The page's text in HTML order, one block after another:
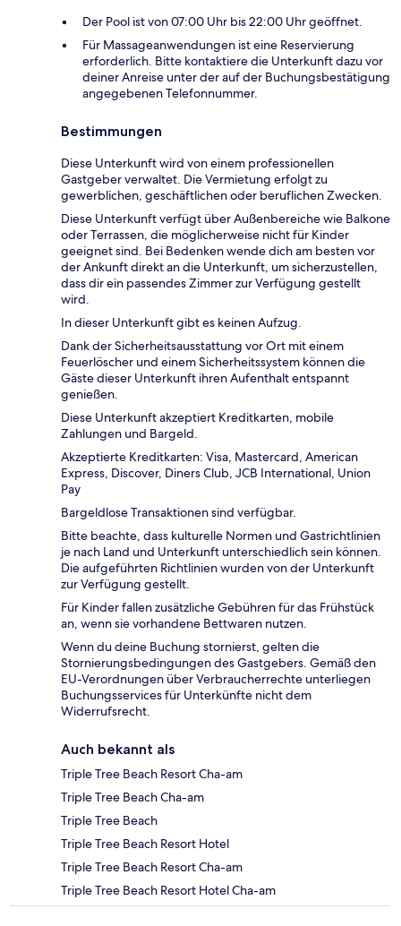
Der Pool ist von 07:00 Uhr bis 22:00 Uhr geöffnet.
Für Massageanwendungen ist eine Reservierung
erforderlich. Bitte kontaktiere die Unterkunft dazu vor
deiner Anreise unter der auf der Buchungsbestätigung
angegebenen Telefonnummer.
Bestimmungen
Diese Unterkunft wird von einem professionellen
Gastgeber verwaltet. Die Vermietung erfolgt zu
gewerblichen, geschäftlichen oder beruflichen Zwecken.
Diese Unterkunft verfügt über Außenbereiche wie Balkone
oder Terrassen, die möglicherweise nicht für Kinder
geeignet sind. Bei Bedenken wende dich am besten vor
der Ankunft direkt an die Unterkunft, um sicherzustellen,
dass dir ein passendes Zimmer zur Verfügung gestellt
wird.
In dieser Unterkunft gibt es keinen Aufzug.
Dank der Sicherheitsausstattung vor Ort mit einem
Feuerlöscher und einem Sicherheitssystem können die
Gäste dieser Unterkunft ihren Aufenthalt entspannt
genießen.
Diese Unterkunft akzeptiert Kreditkarten, mobile
Zahlungen und Bargeld.
Akzeptierte Kreditkarten: Visa, Mastercard, American
Express, Discover, Diners Club, JCB International, Union
Pay
Bargeldlose Transaktionen sind verfügbar.
Bitte beachte, dass kulturelle Normen und Gastrichtlinien
je nach Land und Unterkunft unterschiedlich sein können.
Die aufgeführten Richtlinien wurden von der Unterkunft
zur Verfügung gestellt.
Für Kinder fallen zusätzliche Gebühren für das Frühstück
an, wenn sie vorhandene Bettwaren nutzen.
Wenn du deine Buchung stornierst, gelten die
Stornierungsbedingungen des Gastgebers. Gemäß den
EU-Verordnungen über Verbraucherrechte unterliegen
Buchungsservices für Unterkünfte nicht dem
Widerrufsrecht.
Auch bekannt als
Triple Tree Beach Resort Cha-am
Triple Tree Beach Cha-am
Triple Tree Beach
Triple Tree Beach Resort Hotel
Triple Tree Beach Resort Cha-am
Triple Tree Beach Resort Hotel Cha-am